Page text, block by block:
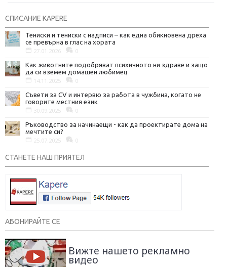
СПИСАНИЕ KAPERE
Тениски и тениски с надписи – как една обикновена дреха
се превърна в глас на хората
27.01.2026 0
Как животните подобряват психичното ни здраве и защо
да си вземем домашен любимец
14.11.2025 0
Съвети за CV и интервю за работа в чужбина, когато не
говорите местния език
30.09.2025 0
Ръководство за начинаещи - как да проектирате дома на
мечтите си?
25.07.2025 0
СТАНЕТЕ НАШ ПРИЯТЕЛ
АБОНИРАЙТЕ СЕ
Вижте нашето рекламно
видео